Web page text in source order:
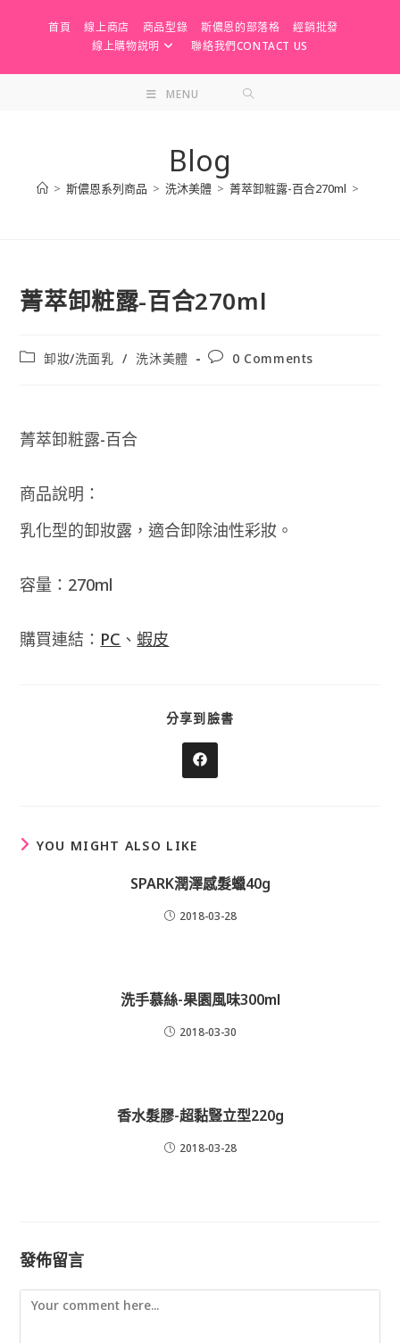
content
首頁 線上商店 商品型錄 斯儂恩的部落格
經銷批發
線上購物說明
聯絡我們CONTACT US
MENU
Blog
> 斯儂恩系列商品 > 洗沐美體 > 菁萃卸粧露-百合270ml >
菁萃卸粧露-百合270ml
Post卸妝/洗面乳 / 洗沐美體
Post0 Comments
菁萃卸粧露-百合
商品說明：
乳化型的卸妝露，適合卸除油性彩妝。
容量：270ml
購買連結： PC 、蝦皮
分享到臉書
Opens
in
YOU MIGHT ALSO LIKE
SPARK潤澤感髮蠟40g
2018-03-28
洗手慕絲-果園風味300ml
2018-03-30
香水髮膠-超黏豎立型220g
2018-03-28
發佈留言
Comment